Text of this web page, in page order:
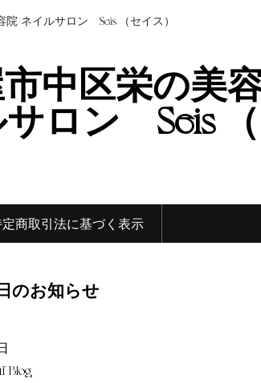
院/ネイルサロン Seis （セイス）
中区栄の美
ロン Seis
商取引法に基づく表示
のお知らせ
Blog